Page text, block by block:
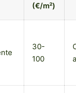
(€/m²)
30-
100